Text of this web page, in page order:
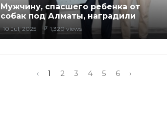
Мужчину, спасшего ребенка от
собак под Алматы, наградили
10 Jul, 2025 1,320 views
‹ 1 2 3 4 5 6 ›